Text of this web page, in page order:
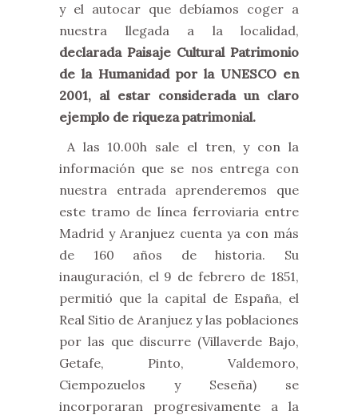
y el autocar que debíamos coger a
nuestra llegada a la localidad,
declarada Paisaje Cultural Patrimonio
de la Humanidad por la UNESCO en
2001, al estar considerada un claro
ejemplo de riqueza patrimonial.
A las 10.00h sale el tren, y con la
información que se nos entrega con
nuestra entrada aprenderemos que
este tramo de línea ferroviaria entre
Madrid y Aranjuez cuenta ya con más
de 160 años de historia. Su
inauguración, el 9 de febrero de 1851,
permitió que la capital de España, el
Real Sitio de Aranjuez y las poblaciones
por las que discurre (Villaverde Bajo,
Getafe, Pinto, Valdemoro,
Ciempozuelos y Seseña) se
incorporaran progresivamente a la